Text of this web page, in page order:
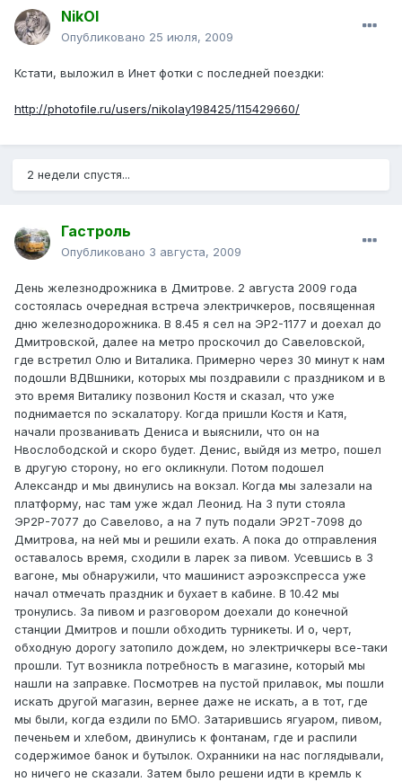
NikOl
Опубликовано 25 июля, 2009
Кстати, выложил в Инет фотки с последней поездки:
http://photofile.ru/users/nikolay198425/115429660/
2 недели спустя...
Гастроль
Опубликовано 3 августа, 2009
День железнодрожника в Дмитрове. 2 августа 2009 года
состоялась очередная встреча электричкеров, посвященная
дню железнодорожника. В 8.45 я сел на ЭР2-1177 и доехал до
Дмитровской, далее на метро проскочил до Савеловской,
где встретил Олю и Виталика. Примерно через 30 минут к нам
подошли ВДВшники, которых мы поздравили с праздником и в
это время Виталику позвонил Костя и сказал, что уже
поднимается по эскалатору. Когда пришли Костя и Катя,
начали прозванивать Дениса и выяснили, что он на
Нвослободской и скоро будет. Денис, выйдя из метро, пошел
в другую сторону, но его окликнули. Потом подошел
Александр и мы двинулись на вокзал. Когда мы залезали на
платформу, нас там уже ждал Леонид. На 3 пути стояла
ЭР2Р-7077 до Савелово, а на 7 путь подали ЭР2Т-7098 до
Дмитрова, на ней мы и решили ехать. А пока до отправления
оставалось время, сходили в ларек за пивом. Усевшись в 3
вагоне, мы обнаружили, что машинист аэроэкспресса уже
начал отмечать праздник и бухает в кабине. В 10.42 мы
тронулись. За пивом и разговором доехали до конечной
станции Дмитров и пошли обходить турникеты. И о, черт,
обходную дорогу затопило дождем, но электричкеры все-таки
прошли. Тут возникла потребность в магазине, который мы
нашли на заправке. Посмотрев на пустой прилавок, мы пошли
искать другой магазин, вернее даже не искать, а в тот, где
мы были, когда ездили по БМО. Затарившись ягуаром, пивом,
печеньем и хлебом, двинулись к фонтанам, где и распили
содержимое банок и бутылок. Охранники на нас поглядывали,
но ничего не сказали. Затем было решени идти в кремль к